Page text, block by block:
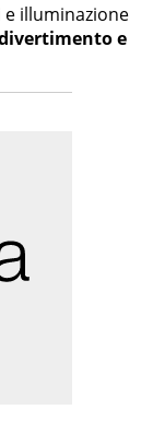
illuminazione
e